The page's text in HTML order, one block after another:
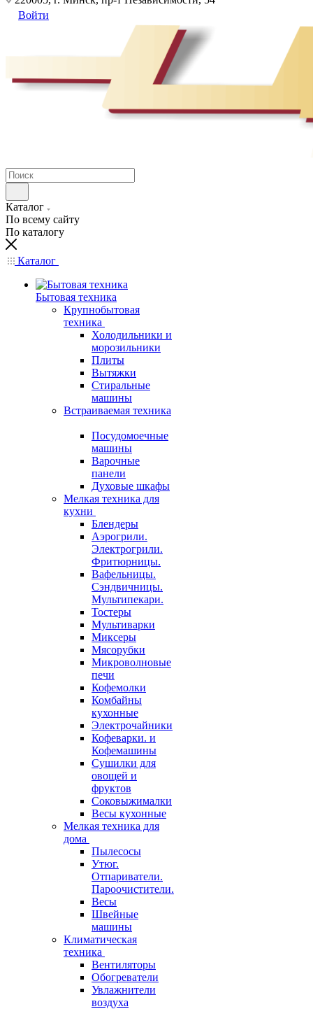
Войти
Каталог
По всему сайту
По каталогу
Каталог
Бытовая техника
Крупнобытовая
техника
Холодильники и
морозильники
Плиты
Вытяжки
Стиральные
машины
Встраиваемая техника
Посудомоечные
машины
Варочные
панели
Духовые шкафы
Мелкая техника для
кухни
Блендеры
Аэрогрили.
Электрогрили.
Фритюрницы.
Вафельницы.
Сэндвичницы.
Мультипекари.
Тостеры
Мультиварки
Миксеры
Мясорубки
Микроволновые
печи
Кофемолки
Комбайны
кухонные
Электрочайники
Кофеварки. и
Кофемашины
Сушилки для
овощей и
фруктов
Соковыжималки
Весы кухонные
Мелкая техника для
дома
Пылесосы
Утюг.
Отпариватели.
Пароочистители.
Весы
Швейные
машины
Климатическая
техника
Вентиляторы
Обогреватели
Увлажнители
воздуха